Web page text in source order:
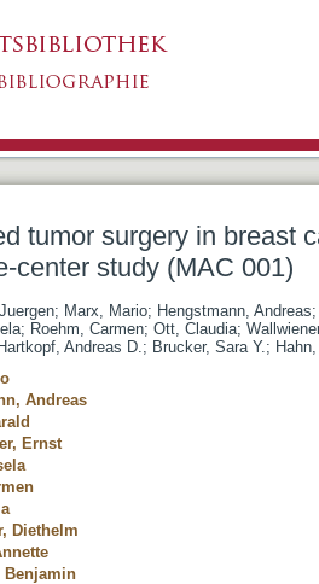
tumor surgery in breast
center study (MAC 001)
; Marx, Mario; Hengstmann, Andreas
; Roehm, Carmen; Ott, Claudia;
Hartkopf, Andreas D.; Brucker, Sara Y.;
Andreas
Ernst
Diethelm
Benjamin